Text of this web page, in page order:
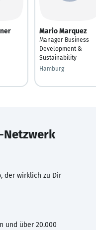
Mario Marquez
Manager Business
Development &
Sustainability
Hamburg
Netzwerk
der wirklich zu Dir
und über 20.000